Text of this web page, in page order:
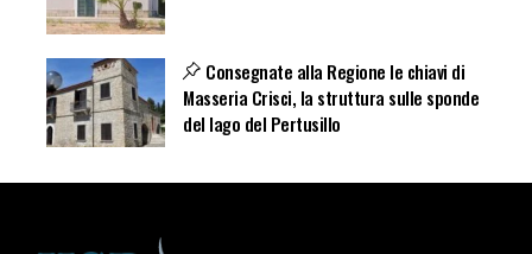
Consegnate alla Regione le chiavi di
Masseria Crisci, la struttura sulle sponde
del lago del Pertusillo